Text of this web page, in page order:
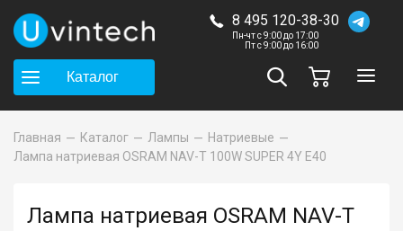
8 495 120-38-30
Пн-чт с 9:00 до 17:00
Пт с 9:00 до 16:00
Каталог
Главная Каталог Лампы
Натриевые
Лампа натриевая OSRAM NAV-T 100W SUPER 4Y E40
Лампа натриевая OSRAM NAV-T